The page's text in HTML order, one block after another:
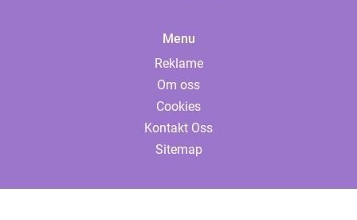
Menu
Reklame
Om oss
Cookies
Kontakt Oss
Sitemap